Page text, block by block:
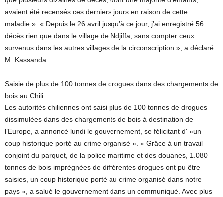
avaient été recensés ces derniers jours en raison de cette
maladie ». « Depuis le 26 avril jusqu’à ce jour, j’ai enregistré 56
décès rien que dans le village de Ndjiffa, sans compter ceux
survenus dans les autres villages de la circonscription », a déclaré
M. Kassanda.
Saisie de plus de 100 tonnes de drogues dans des chargements de
bois au Chili
Les autorités chiliennes ont saisi plus de 100 tonnes de drogues
dissimulées dans des chargements de bois à destination de
l’Europe, a annoncé lundi le gouvernement, se félicitant d' »un
coup historique porté au crime organisé ». « Grâce à un travail
conjoint du parquet, de la police maritime et des douanes, 1.080
tonnes de bois imprégnées de différentes drogues ont pu être
saisies, un coup historique porté au crime organisé dans notre
pays », a salué le gouvernement dans un communiqué. Avec plus